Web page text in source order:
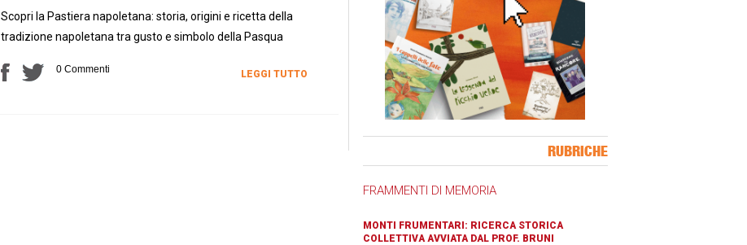
Scopri la Pastiera napoletana: storia, origini e ricetta della
tradizione napoletana tra gusto e simbolo della Pasqua
0 Commenti LEGGI TUTTO
RUBRICHE
FRAMMENTI DI MEMORIA
MONTI FRUMENTARI: RICERCA STORICA
COLLETTIVA AVVIATA DAL PROF. BRUNI